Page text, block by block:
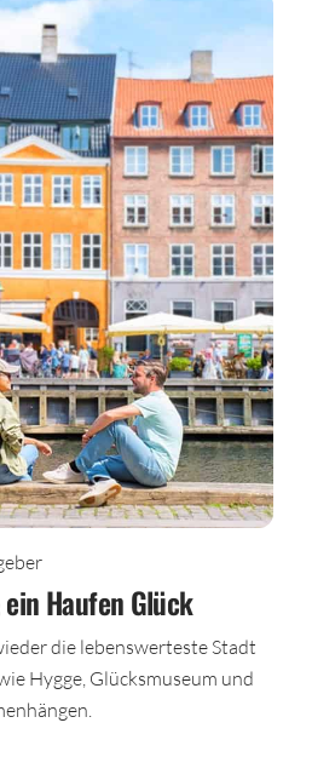
Haufen Glück
die lebenswerteste Stadt
Hygge, Glücksmuseum und